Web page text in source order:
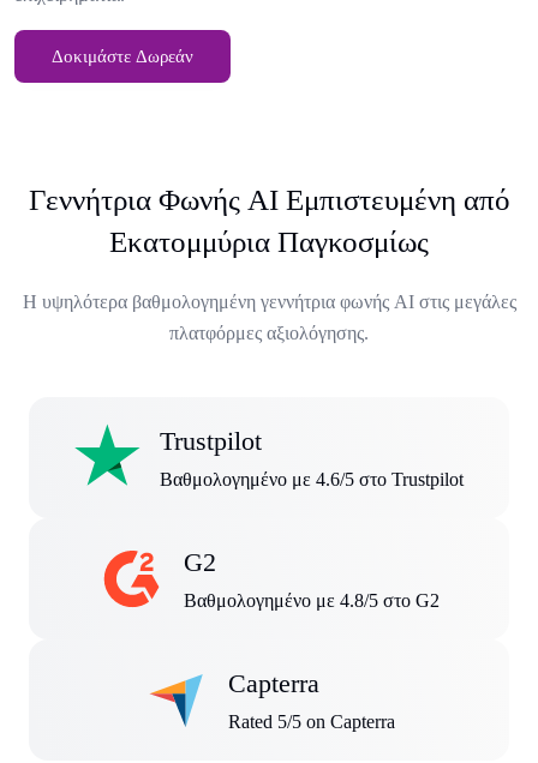
Δοκιμάστε Δωρεάν
Γεννήτρια Φωνής AI Εμπιστευμένη από
Εκατομμύρια Παγκοσμίως
Η υψηλότερα βαθμολογημένη γεννήτρια φωνής AI στις μεγάλες
πλατφόρμες αξιολόγησης.
Trustpilot
Βαθμολογημένο με 4.6/5 στο Trustpilot
G2
Βαθμολογημένο με 4.8/5 στο G2
Capterra
Rated 5/5 on Capterra